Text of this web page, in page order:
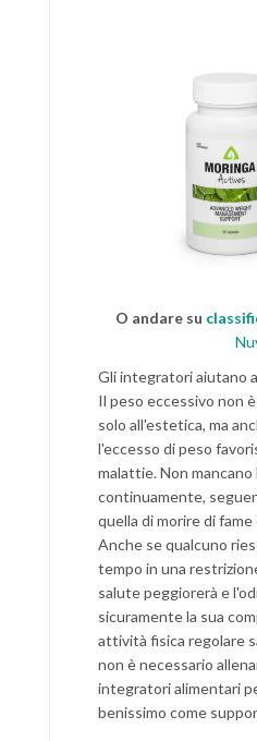
O andare su
Gli integratori aiutano
Il peso eccessivo non
solo all'estetica, ma
l'eccesso di peso
malattie. Non
continuamente,
quella di morire di
Anche se qualcuno
tempo in una
salute peggiorerà e
sicuramente la sua
attività fisica regolare
non è necessario
integratori alimentari
benissimo come